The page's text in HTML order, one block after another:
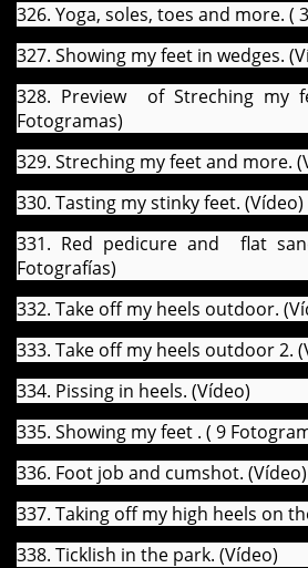
326. Yoga, soles, toes and more. (
327. Showing my feet in wedges.
328. Preview of Streching my
Fotogramas)
329. Streching my feet and more.
330. Tasting my stinky feet. (Vídeo)
331. Red pedicure and flat
Fotografías)
332. Take off my heels outdoor.
333. Take off my heels outdoor 2.
334. Pissing in heels. (Vídeo)
335. Showing my feet . ( 9
336. Foot job and cumshot. (Vídeo)
337. Taking off my high heels on
338. Ticklish in the park. (Vídeo)